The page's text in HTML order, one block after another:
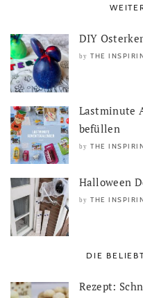
DIY
by THE
Lastminute
befüllen
by THE
Halloween
by THE
DIE
Rezept: